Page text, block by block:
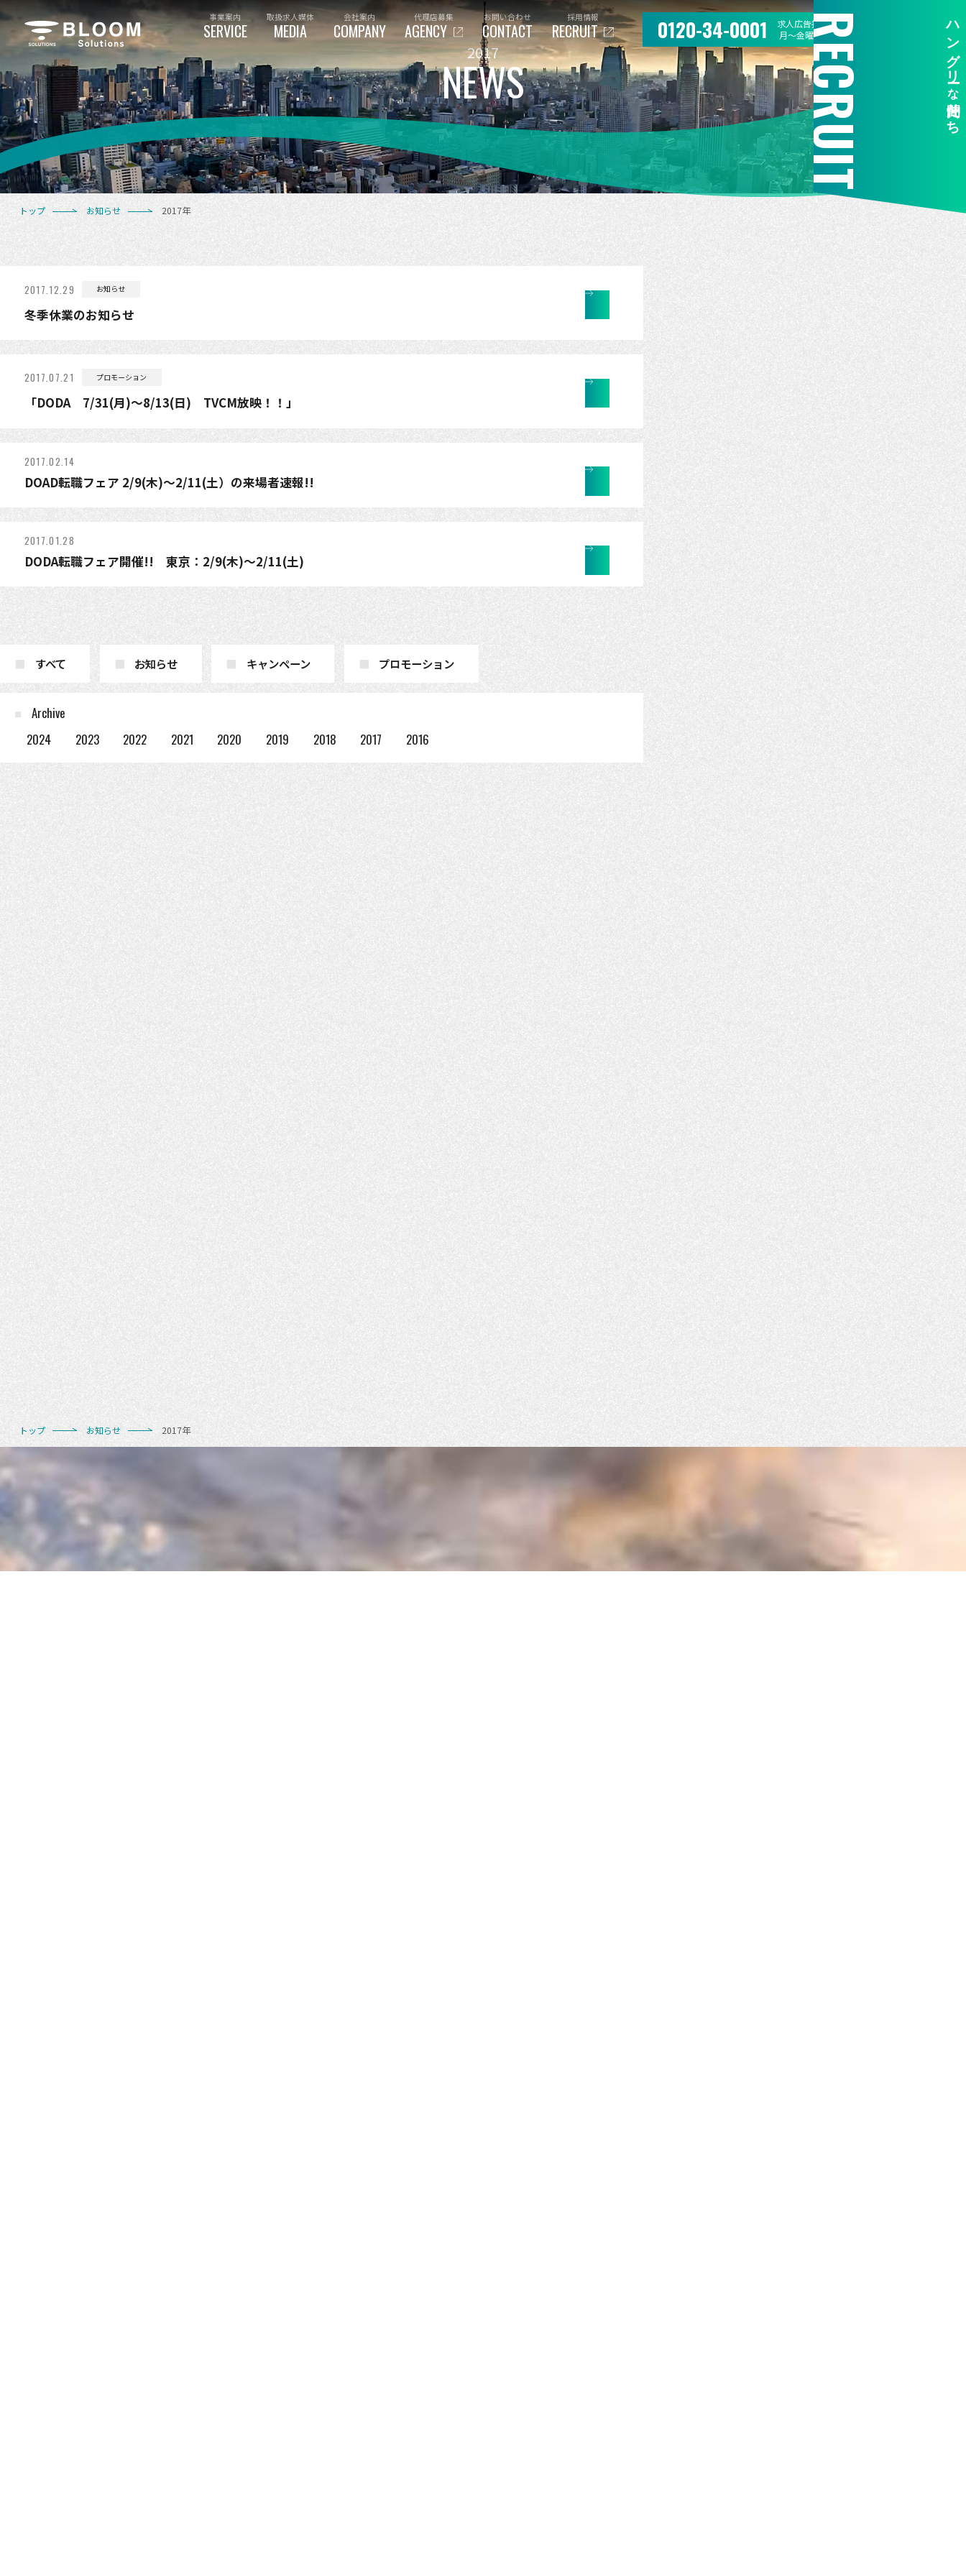
SERVICE
事業案内
MEDIA
取扱求人媒体
COMPANY
会社案内
AGENCY
代理店募集
CONTACT
お問い合わせ
RECRUIT
採用情報
求人広告掲載のお問合せ
月〜金曜 10:00〜17:00
0120-34-0001
2017
NEWS
トップ お知らせ 2017年
2017.12.29 お知らせ
冬季休業のお知らせ
2017.07.21 プロモーション
「DODA 7/31(月)～8/13(日) TVCM放映！！」
2017.02.14
DOAD転職フェア 2/9(木)～2/11(土）の来場者速報!!
2017.01.28
DODA転職フェア開催!! 東京：2/9(木)～2/11(土)
すべて お知らせ キャンペーン プロモーション
Archive
2024
2023 2022 2021 2020 2019 2018 2017 2016
トップ お知らせ 2017年
ハングリー
な
仲間たち
RECRUIT